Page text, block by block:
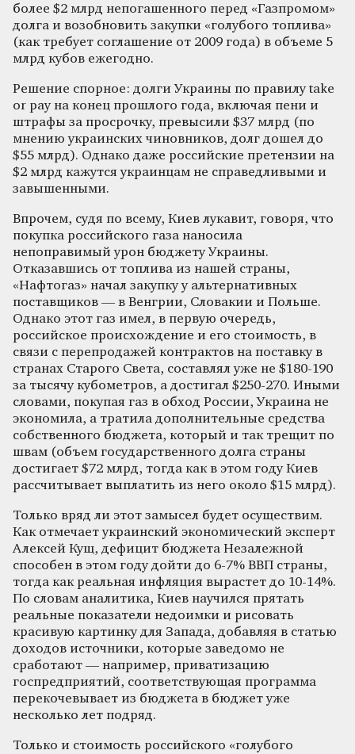
более $2 млрд непогашенного перед «Газпромом»
долга и возобновить закупки «голубого топлива»
(как требует соглашение от 2009 года) в объеме 5
млрд кубов ежегодно.
Решение спорное: долги Украины по правилу take
or pay на конец прошлого года, включая пени и
штрафы за просрочку, превысили $37 млрд (по
мнению украинских чиновников, долг дошел до
$55 млрд). Однако даже российские претензии на
$2 млрд кажутся украинцам не справедливыми и
завышенными.
Впрочем, судя по всему, Киев лукавит, говоря, что
покупка российского газа наносила
непоправимый урон бюджету Украины.
Отказавшись от топлива из нашей страны,
«Нафтогаз» начал закупку у альтернативных
поставщиков — в Венгрии, Словакии и Польше.
Однако этот газ имел, в первую очередь,
российское происхождение и его стоимость, в
связи с перепродажей контрактов на поставку в
странах Старого Света, составлял уже не $180-190
за тысячу кубометров, а достигал $250-270. Иными
словами, покупая газ в обход России, Украина не
экономила, а тратила дополнительные средства
собственного бюджета, который и так трещит по
швам (объем государственного долга страны
достигает $72 млрд, тогда как в этом году Киев
рассчитывает выплатить из него около $15 млрд).
Только вряд ли этот замысел будет осуществим.
Как отмечает украинский экономический эксперт
Алексей Кущ, дефицит бюджета Незалежной
способен в этом году дойти до 6-7% ВВП страны,
тогда как реальная инфляция вырастет до 10-14%.
По словам аналитика, Киев научился прятать
реальные показатели недоимки и рисовать
красивую картинку для Запада, добавляя в статью
доходов источники, которые заведомо не
сработают — например, приватизацию
госпредприятий, соответствующая программа
перекочевывает из бюджета в бюджет уже
несколько лет подряд.
Только и стоимость российского «голубого